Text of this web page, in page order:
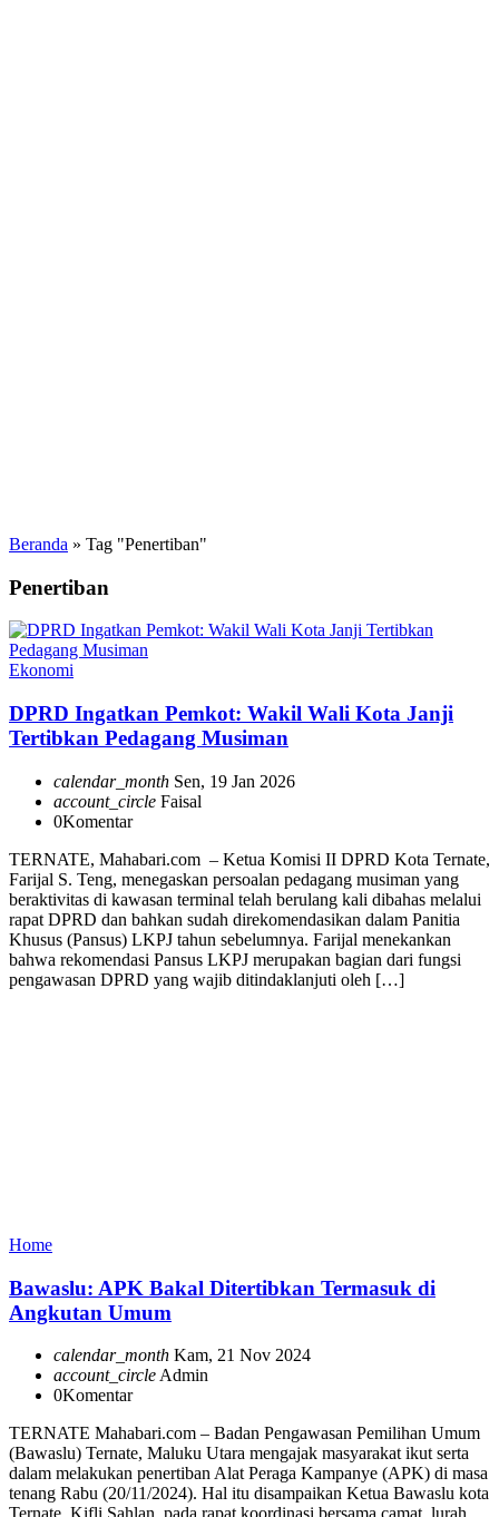
Beranda » Tag "Penertiban"
Penertiban
Ekonomi
DPRD Ingatkan Pemkot: Wakil Wali Kota Janji
Tertibkan Pedagang Musiman
calendar_month Sen, 19 Jan 2026
account_circle Faisal
0Komentar
TERNATE, Mahabari.com – Ketua Komisi II DPRD Kota Ternate,
Farijal S. Teng, menegaskan persoalan pedagang musiman yang
beraktivitas di kawasan terminal telah berulang kali dibahas melalui
rapat DPRD dan bahkan sudah direkomendasikan dalam Panitia
Khusus (Pansus) LKPJ tahun sebelumnya. Farijal menekankan
bahwa rekomendasi Pansus LKPJ merupakan bagian dari fungsi
pengawasan DPRD yang wajib ditindaklanjuti oleh […]
Home
Bawaslu: APK Bakal Ditertibkan Termasuk di
Angkutan Umum
calendar_month Kam, 21 Nov 2024
account_circle Admin
0Komentar
TERNATE Mahabari.com – Badan Pengawasan Pemilihan Umum
(Bawaslu) Ternate, Maluku Utara mengajak masyarakat ikut serta
dalam melakukan penertiban Alat Peraga Kampanye (APK) di masa
tenang Rabu (20/11/2024). Hal itu disampaikan Ketua Bawaslu kota